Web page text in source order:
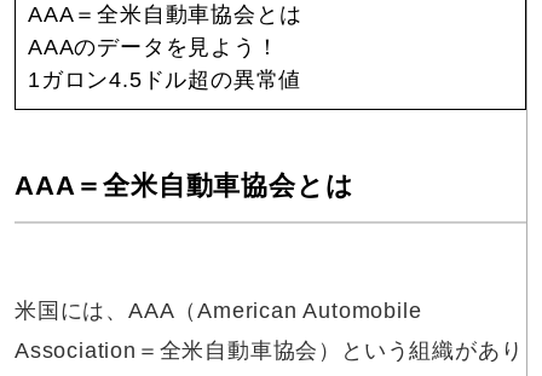
AAA＝全米自動車協会とは
AAAのデータを見よう！
1ガロン4.5ドル超の異常値
AAA＝全米自動車協会とは
米国には、AAA（American Automobile
Association＝全米自動車協会）という組織があり